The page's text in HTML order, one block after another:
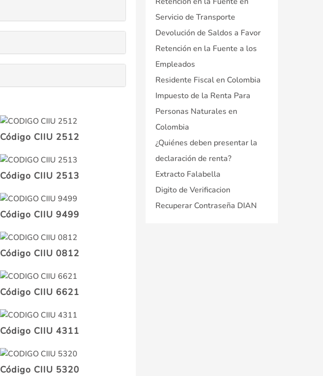
Código CIIU 2512
Código CIIU 2513
Código CIIU 9499
Código CIIU 0812
Código CIIU 6621
Código CIIU 4311
Código CIIU 5320
Servicio de Transporte
Devolución de Saldos a Favor
Retención en la Fuente a los
Empleados
Residente Fiscal en Colombia
Impuesto de la Renta Para
Personas Naturales en
Colombia
¿Quiénes deben presentar la
declaración de renta?
Extracto Falabella
Digito de Verificacion
Recuperar Contraseña DIAN